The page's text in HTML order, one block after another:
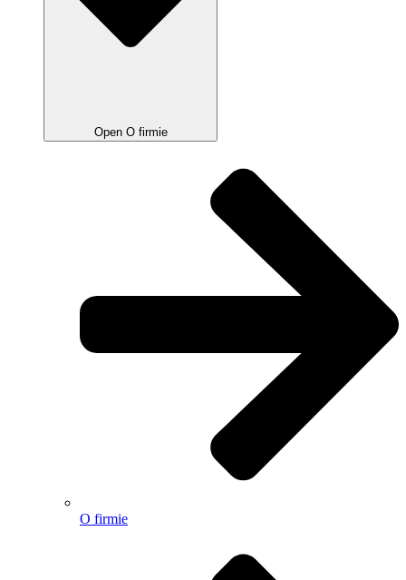
Open O firmie
O firmie